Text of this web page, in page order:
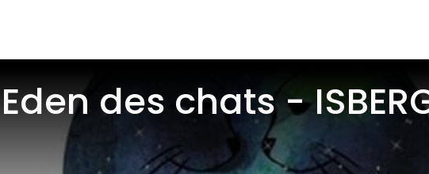
Eden des chats -